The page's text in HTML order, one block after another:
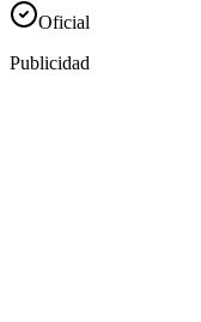
Oficial
Publicidad